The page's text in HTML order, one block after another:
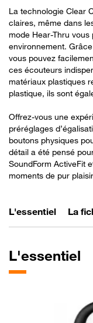
La technologie Clear
claires, même dans
mode Hear-Thru
environnement.
vous pouvez
ces écouteurs
matériaux plastiques
plastique, ils sont
Offrez-vous une
préréglages
boutons physiques
détail a été pensé
SoundForm ActiveFit
moments de pur
L'essentiel La
L'essentiel